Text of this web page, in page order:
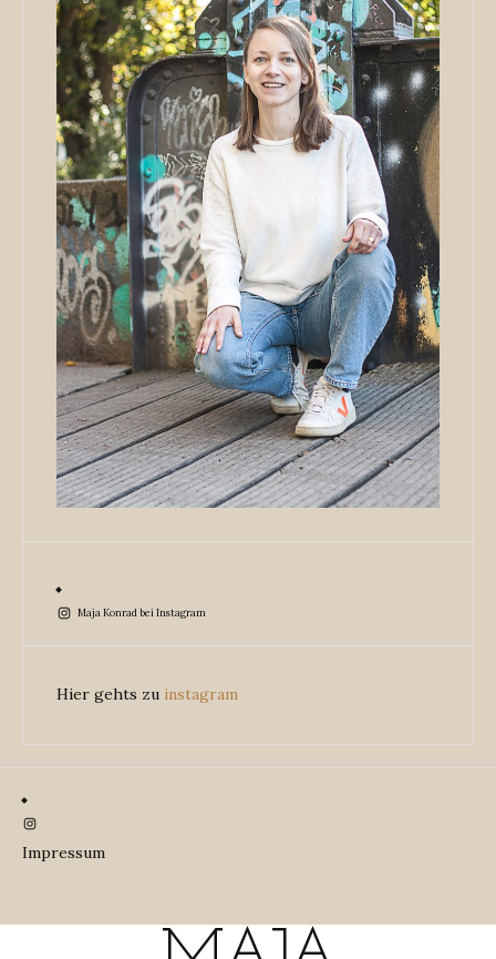
Maja Konrad bei Instagram
Hier gehts zu instagram
Instagram
Impressum